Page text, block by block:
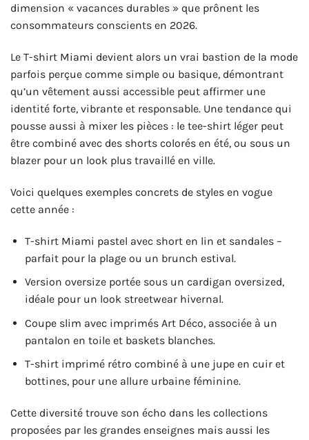
dimension « vacances durables » que prônent les
consommateurs conscients en 2026.
Le T-shirt Miami devient alors un vrai bastion de la mode
parfois perçue comme simple ou basique, démontrant
qu’un vêtement aussi accessible peut affirmer une
identité forte, vibrante et responsable. Une tendance qui
pousse aussi à mixer les pièces : le tee-shirt léger peut
être combiné avec des shorts colorés en été, ou sous un
blazer pour un look plus travaillé en ville.
Voici quelques exemples concrets de styles en vogue
cette année :
T-shirt Miami pastel avec short en lin et sandales –
parfait pour la plage ou un brunch estival.
Version oversize portée sous un cardigan oversized,
idéale pour un look streetwear hivernal.
Coupe slim avec imprimés Art Déco, associée à un
pantalon en toile et baskets blanches.
T-shirt imprimé rétro combiné à une jupe en cuir et
bottines, pour une allure urbaine féminine.
Cette diversité trouve son écho dans les collections
proposées par les grandes enseignes mais aussi les